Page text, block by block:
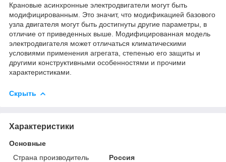
Крановые асинхронные электродвигатели могут быть
модифицированным. Это значит, что модификацией базового
узла двигателя могут быть достигнуты другие параметры, в
отличие от приведенных выше. Модифицированная модель
электродвигателя может отличаться климатическими
условиями применения агрегата, степенью его защиты и
другими конструктивными особенностями и прочими
характеристиками.
Скрыть
Характеристики
Основные
Страна производитель
Россия